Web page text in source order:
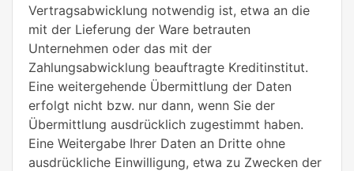
Vertragsabwicklung notwendig ist, etwa an die
mit der Lieferung der Ware betrauten
Unternehmen oder das mit der
Zahlungsabwicklung beauftragte Kreditinstitut.
Eine weitergehende Übermittlung der Daten
erfolgt nicht bzw. nur dann, wenn Sie der
Übermittlung ausdrücklich zugestimmt haben.
Eine Weitergabe Ihrer Daten an Dritte ohne
ausdrückliche Einwilligung, etwa zu Zwecken der